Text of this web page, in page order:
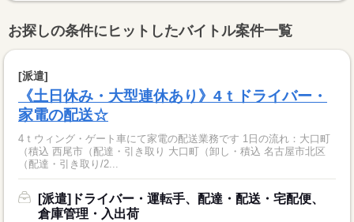
お探しの条件にヒットしたバイトル案件一覧
[派遣]
《土日休み・大型連休あり》4ｔドライバー・
家電の配送☆
4ｔウィング・ゲート車にて家電の配送業務です 1日の流れ：大口町
（積込 西尾市（配達・引き取り 大口町（卸し・積込 名古屋市北区
（配達・引き取り/2...
[派遣]ドライバー・運転手、配達・配送・宅配便、
倉庫管理・入出荷